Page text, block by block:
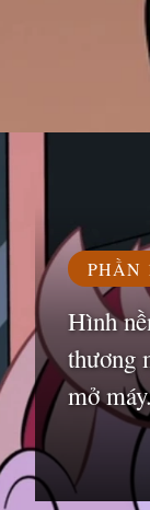
PHẦN
Hình
thương
mở